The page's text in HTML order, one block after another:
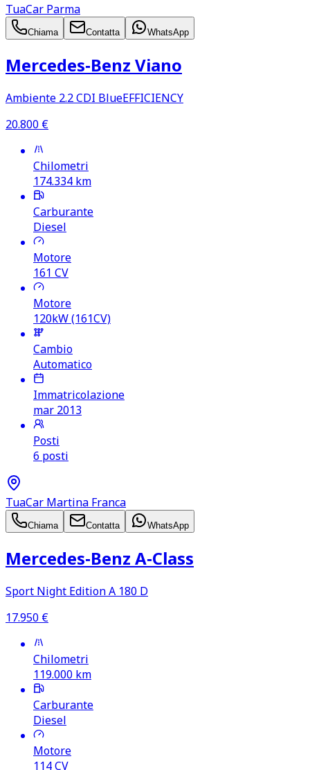
TuaCar Parma
Chiama Contatta WhatsApp
Mercedes‑Benz Viano
Ambiente 2.2 CDI BlueEFFICIENCY
20.800 €
Chilometri
174.334 km
Carburante
Diesel
Motore
161 CV
Motore
120kW (161CV)
Cambio
Automatico
Immatricolazione
mar 2013
Posti
6 posti
TuaCar Martina Franca
Chiama Contatta WhatsApp
Mercedes‑Benz A‑Class
Sport Night Edition A 180 D
17.950 €
Chilometri
119.000 km
Carburante
Diesel
Motore
114CV